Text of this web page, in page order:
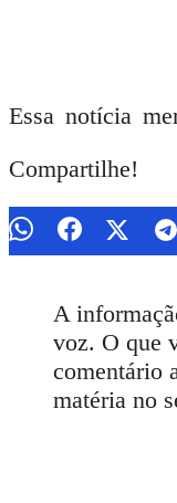
Essa notícia
Compartilhe!
A
voz. O que
comentário
matéria no